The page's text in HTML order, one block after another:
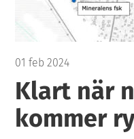
01 feb 2024
Klart när
kommer